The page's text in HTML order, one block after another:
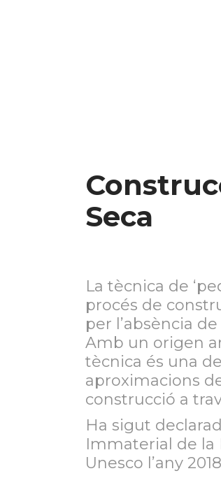
Seca
La tècnica de
procés de
per l’absència
Amb un origen
tècnica és una
aproximacions
construcció a
Ha sigut
Immaterial de
Unesco l’any